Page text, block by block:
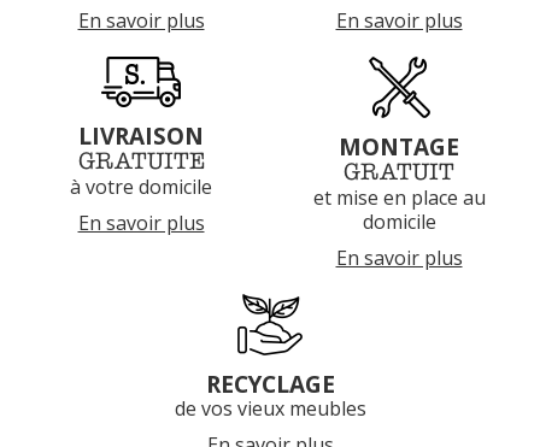
En savoir plus
En savoir plus
LIVRAISON
GRATUITE
à votre domicile
En savoir plus
MONTAGE
GRATUIT
et mise en place au
domicile
En savoir plus
RECYCLAGE
de vos vieux meubles